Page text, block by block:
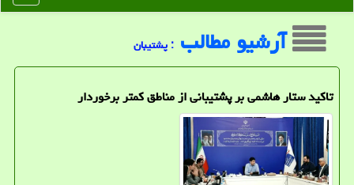
آرشیو مطالب : پشتیبان
تاکید ستار هاشمی بر پشتیبانی از مناطق کمتر برخوردار